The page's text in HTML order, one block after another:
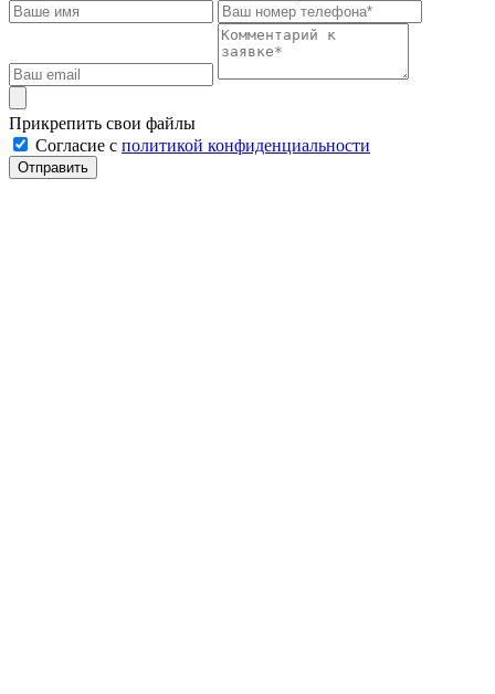
Прикрепить свои файлы
Cогласие с политикой конфиденциальности
Отправить